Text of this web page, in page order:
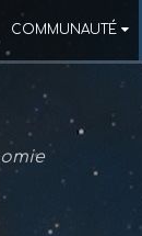
COMMUNAUTÉ